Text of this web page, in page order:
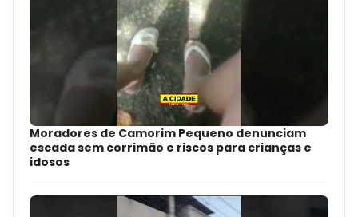
Moradores de Camorim Pequeno denunciam
escada sem corrimão e riscos para crianças e
idosos